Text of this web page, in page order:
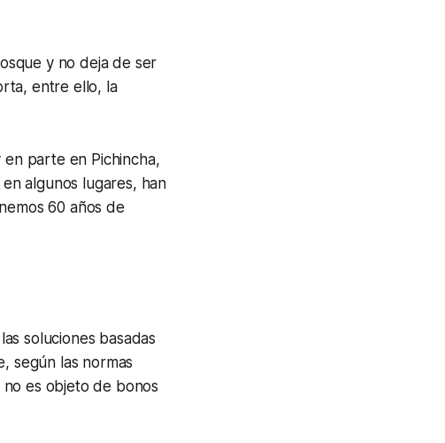
y no deja de ser
entre ello, la
parte en Pichincha,
algunos lugares, han
60 años de
soluciones basadas
según las normas
es objeto de bonos